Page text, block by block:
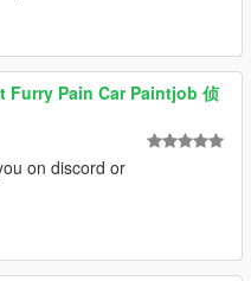
Furry Pain Car Paintjob 侦
on discord or